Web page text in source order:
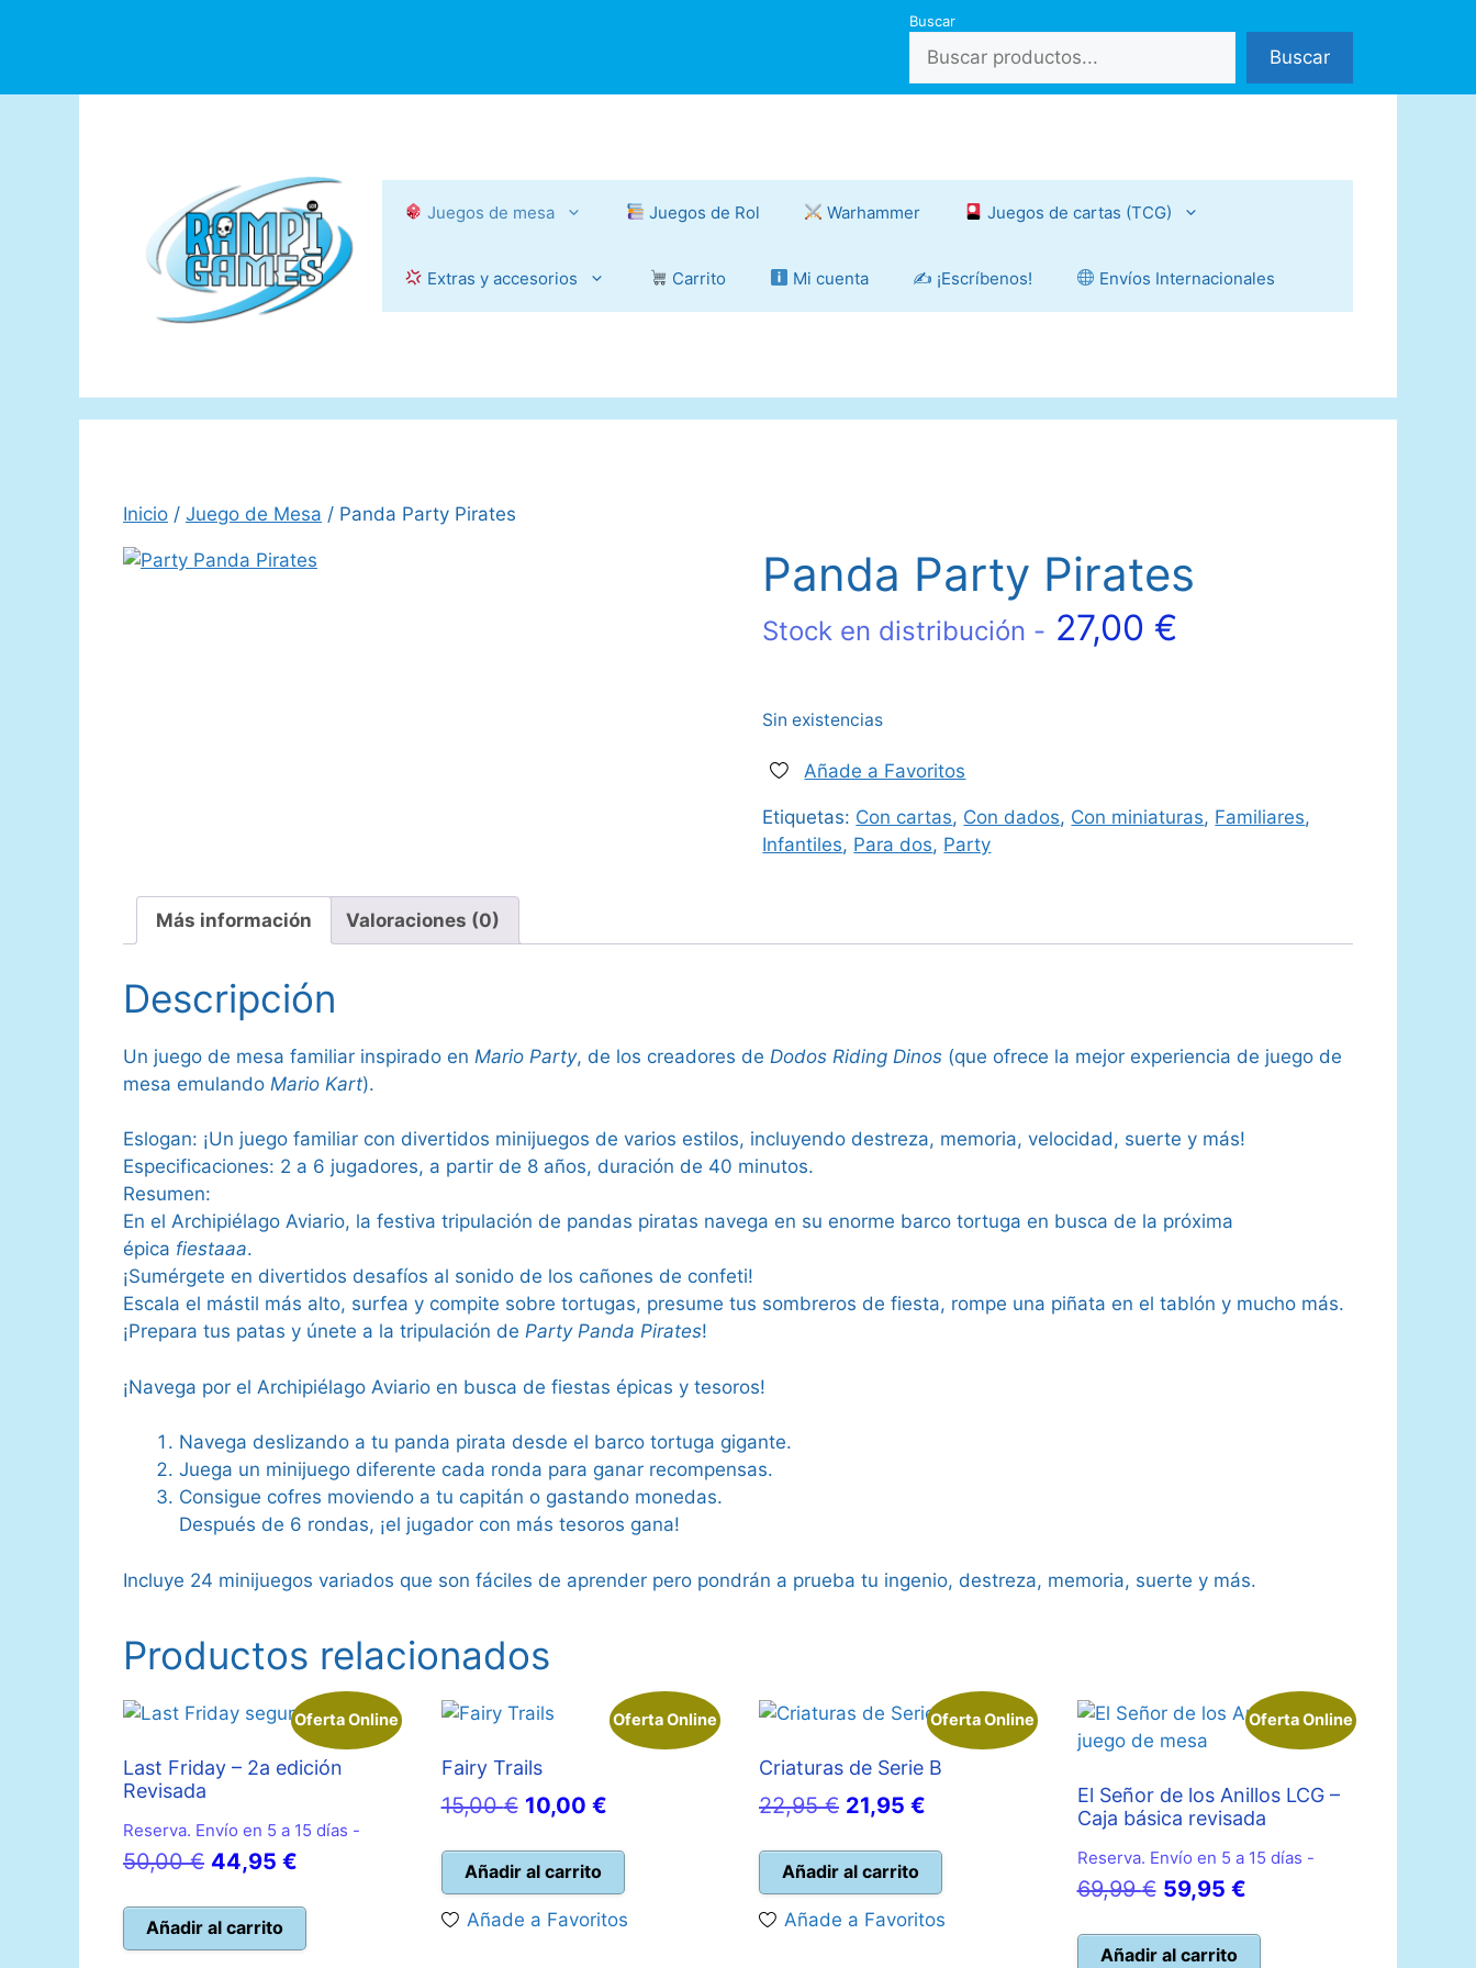
Buscar
Buscar
Juegos de mesa Juegos de Rol Warhammer Juegos de cartas (TCG)
Extras y accesorios Carrito Mi cuenta ✍️ ¡Escríbenos! Envíos Internacionales
Inicio / Juego de Mesa / Panda Party Pirates
Panda Party Pirates
Stock en distribución - 27,00 €
Sin existencias
Añade a Favoritos
Etiquetas: Con cartas, Con dados, Con miniaturas, Familiares,
Infantiles, Para dos, Party
Más información Valoraciones (0)
Descripción
Un juego de mesa familiar inspirado en Mario Party, de los creadores de Dodos Riding Dinos (que ofrece la mejor experiencia de juego de
mesa emulando Mario Kart).
Eslogan: ¡Un juego familiar con divertidos minijuegos de varios estilos, incluyendo destreza, memoria, velocidad, suerte y más!
Especificaciones: 2 a 6 jugadores, a partir de 8 años, duración de 40 minutos.
Resumen:
En el Archipiélago Aviario, la festiva tripulación de pandas piratas navega en su enorme barco tortuga en busca de la próxima
épica fiestaaa.
¡Sumérgete en divertidos desafíos al sonido de los cañones de confeti!
Escala el mástil más alto, surfea y compite sobre tortugas, presume tus sombreros de fiesta, rompe una piñata en el tablón y mucho más.
¡Prepara tus patas y únete a la tripulación de Party Panda Pirates!
¡Navega por el Archipiélago Aviario en busca de fiestas épicas y tesoros!
Navega deslizando a tu panda pirata desde el barco tortuga gigante.
Juega un minijuego diferente cada ronda para ganar recompensas.
Consigue cofres moviendo a tu capitán o gastando monedas.
Después de 6 rondas, ¡el jugador con más tesoros gana!
Incluye 24 minijuegos variados que son fáciles de aprender pero pondrán a prueba tu ingenio, destreza, memoria, suerte y más.
Productos relacionados
Oferta Online
Last Friday – 2a edición
Revisada
Reserva. Envío en 5 a 15 días -
50,00€ El
original
era:
44,95 €
es:
Añadir al carrito
Oferta Online
Fairy Trails
15,00€ El
original
era:
15,00 €.
10,00 €El
es:
10,00 €.
Añadir al carrito
Añade a Favoritos
Oferta Online
Criaturas de Serie B
22,95€ El
original
era:
22,95 €.
21,95 €
es:
21,95 €.
Añadir al carrito
Añade a Favoritos
Oferta Online
El Señor de los Anillos LCG –
Caja básica revisada
Reserva. Envío en 5 a 15 días -
69,99€ El
original
59,95 €El
Añadir al carrito